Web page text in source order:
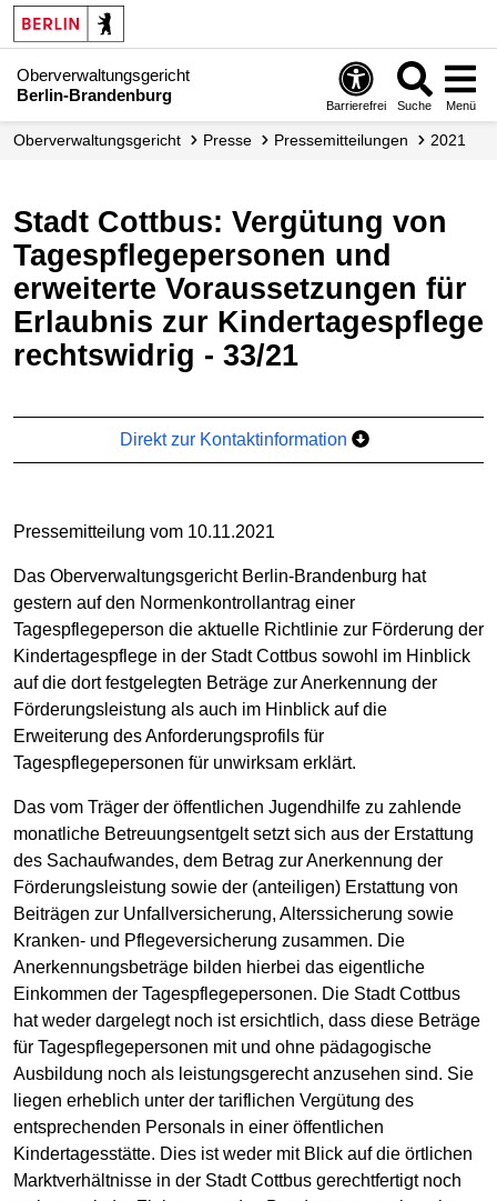
Oberverwaltungsgericht
Berlin-Brandenburg
Barrierefrei Suche Menü
Ober­verwaltungs­gericht Presse Presse­mitteilungen 2021
Stadt Cottbus: Vergütung von
Tagespflegepersonen und
erweiterte Voraussetzungen für
Erlaubnis zur Kindertagespflege
rechtswidrig - 33/21
Direkt zur Kontaktinformation
Pressemitteilung vom 10.11.2021
Das Oberverwaltungsgericht Berlin-Brandenburg hat
gestern auf den Normenkontrollantrag einer
Tagespflegeperson die aktuelle Richtlinie zur Förderung der
Kindertagespflege in der Stadt Cottbus sowohl im Hinblick
auf die dort festgelegten Beträge zur Anerkennung der
Förderungsleistung als auch im Hinblick auf die
Erweiterung des Anforderungsprofils für
Tagespflegepersonen für unwirksam erklärt.
Das vom Träger der öffentlichen Jugendhilfe zu zahlende
monatliche Betreuungsentgelt setzt sich aus der Erstattung
des Sachaufwandes, dem Betrag zur Anerkennung der
Förderungsleistung sowie der (anteiligen) Erstattung von
Beiträgen zur Unfallversicherung, Alterssicherung sowie
Kranken- und Pflegeversicherung zusammen. Die
Anerkennungsbeträge bilden hierbei das eigentliche
Einkommen der Tagespflegepersonen. Die Stadt Cottbus
hat weder dargelegt noch ist ersichtlich, dass diese Beträge
für Tagespflegepersonen mit und ohne pädagogische
Ausbildung noch als leistungsgerecht anzusehen sind. Sie
liegen erheblich unter der tariflichen Vergütung des
entsprechenden Personals in einer öffentlichen
Kindertagesstätte. Dies ist weder mit Blick auf die örtlichen
Marktverhältnisse in der Stadt Cottbus gerechtfertigt noch